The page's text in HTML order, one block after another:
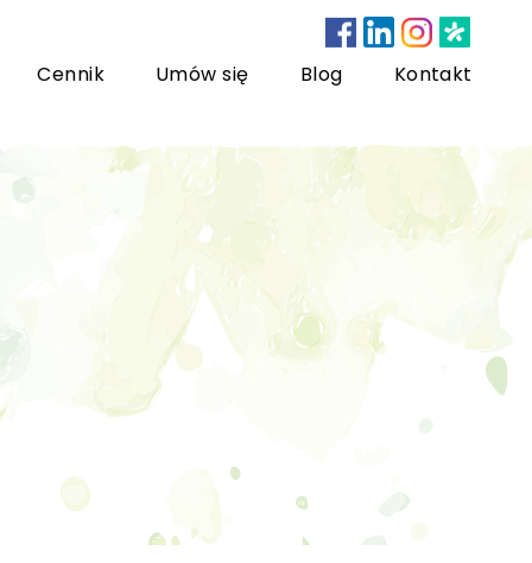
Cennik Umów się Blog Kontakt
bariatryczne
dzieci i młodzieży
rodzinna
Trening Umiejętności Społecznych dla dzieci i